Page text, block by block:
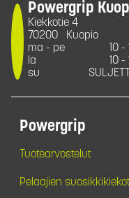
Powergrip
Kiekkotie 4
70200
Kuopio
ma - pe
10 -
la
10 -
su
Powergrip
Tuotearvostelut
Pelaajien